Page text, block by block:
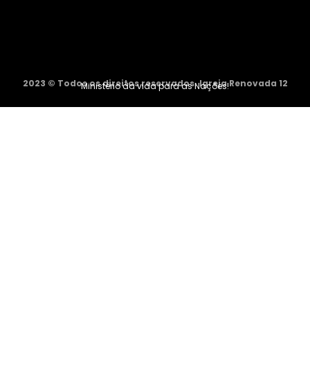
2023 © Todos os direitos reservados. Igreja Renovada 12
Ministério da vida para as Nações!